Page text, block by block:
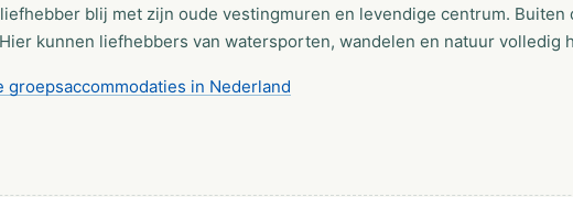
blij met zijn oude vestingmuren en levendige centrum. Buiten
kunnen liefhebbers van watersporten, wandelen en natuur volledig
groepsaccommodaties in Nederland